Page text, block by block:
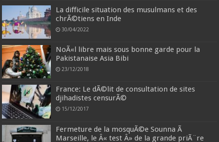
La difficile situation des musulmans et des
chrÃ©tiens en Inde
30/04/2022
NoÃ«l libre mais sous bonne garde pour la
Pakistanaise Asia Bibi
23/12/2018
France: Le dÃ©lit de consultation de sites
djihadistes censurÃ©
15/12/2017
Fermeture de la mosquÃ©e Sounna Ã
Marseille, le Â« test Â» de la grande priÃ¨re